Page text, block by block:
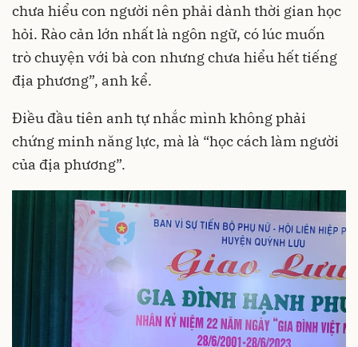
chưa hiểu con người nên phải dành thời gian học
hỏi. Rào cản lớn nhất là ngôn ngữ, có lúc muốn
trò chuyện với bà con nhưng chưa hiểu hết tiếng
địa phương”, anh kể.
Điều đầu tiên anh tự nhắc mình không phải
chứng minh năng lực, mà là “học cách làm người
của địa phương”.